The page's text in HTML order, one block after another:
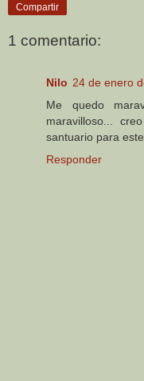
Compartir
1 comentario:
Nilo 24 de enero
Me quedo
maravilloso...
santuario para este
Responder